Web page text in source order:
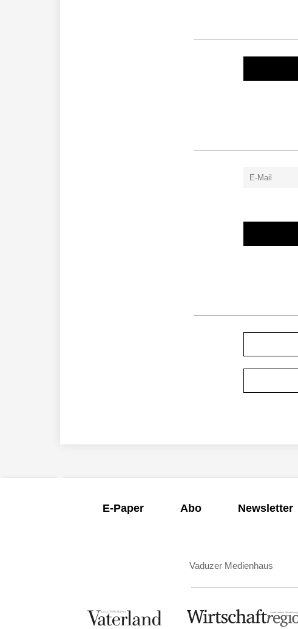
E-Paper Abo Newsletter
Vaduzer Medienhaus